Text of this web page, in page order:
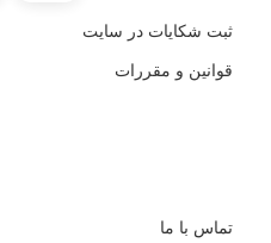
ثبت شکایات در سایت
قوانین و مقررات
تماس با ما